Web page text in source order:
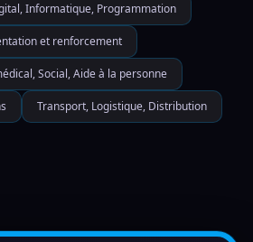
Informatique, Programmation
et renforcement
Social, Aide à la personne
Transport, Logistique, Distribution